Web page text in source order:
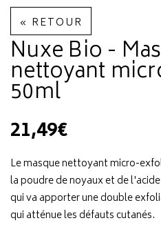
« RETOUR
Nuxe Bio -
nettoyant
50ml
21,49€
Le masque nettoyant micro-
la poudre de noyaux et de
qui va apporter une double
qui atténue les défauts cutanés.